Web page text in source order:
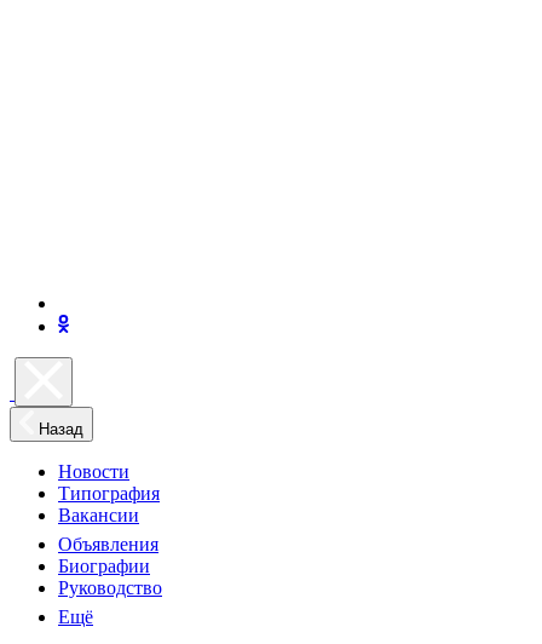
Назад
Новости
Типография
Вакансии
Объявления
Биографии
Руководство
Ещё